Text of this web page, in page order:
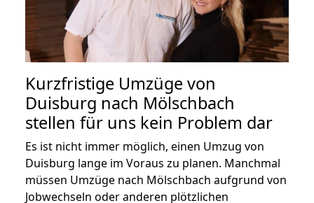
Kurzfristige Umzüge von
Duisburg nach Mölschbach
stellen für uns kein Problem dar
Es ist nicht immer möglich, einen Umzug von
Duisburg lange im Voraus zu planen. Manchmal
müssen Umzüge nach Mölschbach aufgrund von
Jobwechseln oder anderen plötzlichen